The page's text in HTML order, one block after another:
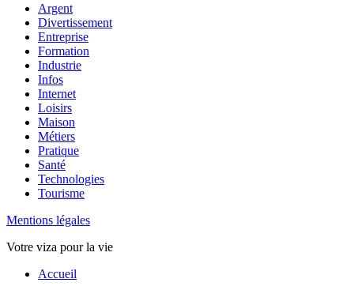
Argent
Divertissement
Entreprise
Formation
Industrie
Infos
Internet
Loisirs
Maison
Métiers
Pratique
Santé
Technologies
Tourisme
Mentions légales
Votre viza pour la vie
Haut
Accueil